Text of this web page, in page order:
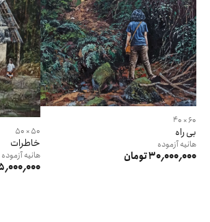
60 × 40
بی راه
هانیهآزموده
30٬000٬000 تومان
50 × 50
خاطرات
هانیهآزموده
25٬000٬000